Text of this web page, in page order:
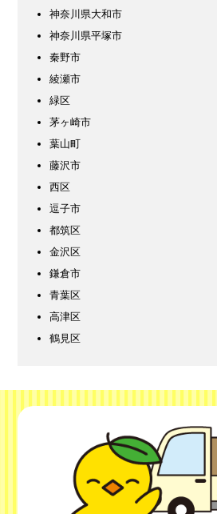
神奈川県大和市
神奈川県平塚市
秦野市
綾瀬市
緑区
茅ヶ崎市
葉山町
藤沢市
西区
逗子市
都筑区
金沢区
鎌倉市
青葉区
高津区
鶴見区